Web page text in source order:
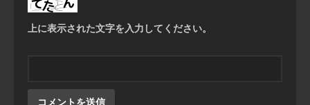
上に表示された文字を入力してください。